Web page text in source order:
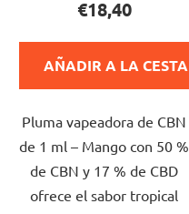
del
es
5,0
sobre
5
estrellas.
€18,40
AÑADIR A LA CESTA
Pluma vapeadora de CBN
de 1 ml – Mango con 50 %
de CBN y 17 % de CBD
ofrece el sabor tropical